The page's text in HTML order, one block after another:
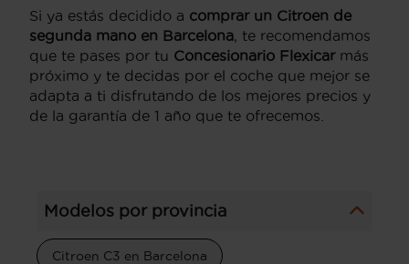
Si ya estás decidido a comprar un Citroen de
segunda mano en Barcelona , te recomendamos
que te pases por tu Concesionario Flexicar más
próximo y te decidas por el coche que mejor se
adapta a ti disfrutando de los mejores precios y
de la garantía de 1 año que te ofrecemos.
Modelos por provincia
Citroen C3 en Barcelona